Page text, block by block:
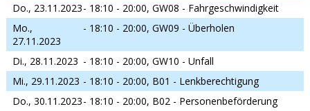
Do., 23.11.2023- 18:10 - 20:00, GW08 - Fahrgeschwindigkeit
Mo.,
27.11.2023
- 18:10 - 20:00, GW09 - Überholen
Di., 28.11.2023 - 18:10 - 20:00, GW10 - Unfall
Mi., 29.11.2023 - 18:10 - 20:00, B01 - Lenkberechtigung
Do., 30.11.2023- 18:10 - 20:00, B02 - Personenbeförderung